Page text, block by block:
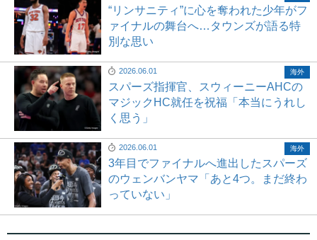
“リンサニティ”に心を奪われた少年がフ
ァイナルの舞台へ…タウンズが語る特
別な思い
2026.06.01
スパーズ指揮官、スウィーニーAHCの
マジックHC就任を祝福「本当にうれし
く思う」
海外
2026.06.01
3年目でファイナルへ進出したスパーズ
のウェンバンヤマ「あと4つ。まだ終わ
っていない」
海外